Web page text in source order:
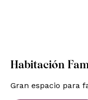
Habitación
Gran espacio para